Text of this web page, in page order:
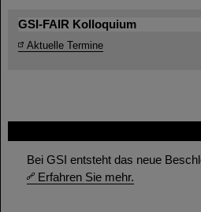
Bei GSI entsteht das neue
Erfahren Sie mehr.
GSI-FAIR Kolloquium
Aktuelle Termine